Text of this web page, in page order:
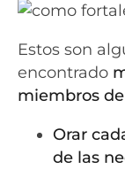
Estos son
encontrado
miembros
Orar
de las